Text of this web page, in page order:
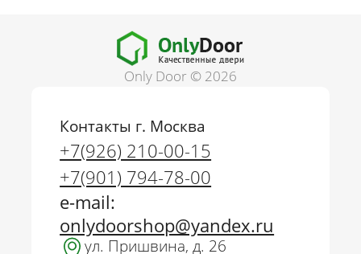
Only Door © 2026
Контакты г. Москва
+7(926) 210-00-15
+7(901) 794-78-00
e-mail:
onlydoorshop@yandex.ru
ул. Пришвина, д. 26